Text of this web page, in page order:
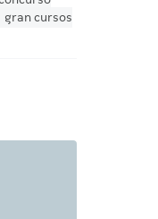
gran cursos